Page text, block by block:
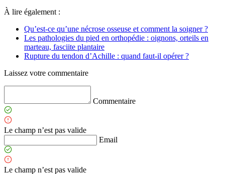
À lire également :
Qu’est-ce qu’une nécrose osseuse et comment la soigner ?
Les pathologies du pied en orthopédie : oignons, orteils en
marteau, fasciite plantaire
Rupture du tendon d’Achille : quand faut-il opérer ?
Laissez votre commentaire
Commentaire
Le champ n’est pas valide
Email
Le champ n’est pas valide